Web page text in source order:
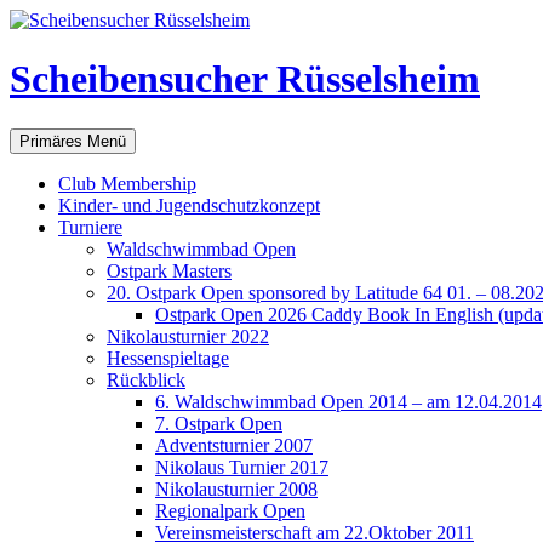
Scheibensucher Rüsselsheim
Suchen
Primäres Menü Zum
Inhalt
springen
Club Membership
Kinder- und Jugendschutzkonzept
Turniere
Waldschwimmbad Open
Ostpark Masters
20. Ostpark Open sponsored by Latitude 64 01. –
Ostpark Open 2026 Caddy Book In English
Nikolausturnier 2022
Hessenspieltage
Rückblick
6. Waldschwimmbad Open 2014 – am 12.04.2014
7. Ostpark Open
Adventsturnier 2007
Nikolaus Turnier 2017
Nikolausturnier 2008
Regionalpark Open
Vereinsmeisterschaft am 22.Oktober 2011